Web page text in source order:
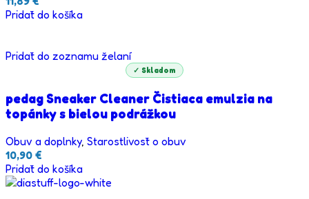
Pridať do košíka
Pridať do zoznamu želaní
✓ Skladom
pedag Sneaker Cleaner Čistiaca emulzia na
topánky s bielou podrážkou
Obuv a doplnky, Starostlivosť o obuv
10,90 €
Pridať do košíka